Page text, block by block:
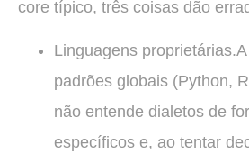
core típico, três coisas dão
Linguagens
padrões globais (Python,
não entende dialetos de
específicos e, ao tentar